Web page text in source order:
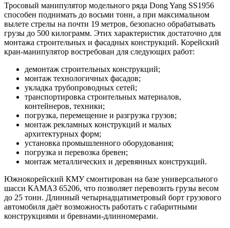
Тросовый манипулятор модельного ряда Dong Yang SS1956
способен поднимать до восьми тонн, а при максимальном
вылете стрелы на почти 19 метров, безопасно обрабатывать
грузы до 500 килограмм. Этих характеристик достаточно для
монтажа строительных и фасадных конструкций. Корейский
кран-манипулятор востребован для следующих работ:
демонтаж строительных конструкций;
монтаж технологичных фасадов;
укладка трубопроводных сетей;
транспортировка строительных материалов,
контейнеров, техники;
погрузка, перемещение и разгрузка грузов;
монтаж рекламных конструкций и малых
архитектурных форм;
установка промышленного оборудования;
погрузка и перевозка бревен;
монтаж металлических и деревянных конструкций.
Южнокорейский КМУ смонтирован на базе универсального
шасси КАМАЗ 65206, что позволяет перевозить грузы весом
до 25 тонн. Длинный четырнадцатиметровый борт грузового
автомобиля даёт возможность работать с габаритными
конструкциями и бревнами-длинномерами.